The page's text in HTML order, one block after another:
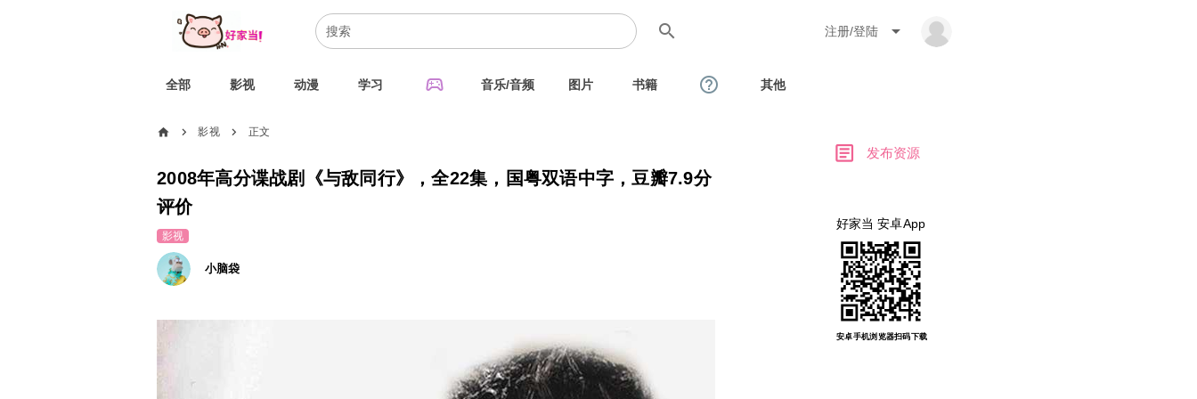
search 注册/登陆 arrow_drop_down
全部 影视 动漫 学习 sports_esports 音乐/音频 图片 书籍 help_outline 其他
home chevron_right 影视 chevron_right 正文
2008年高分谍战剧《与敌同行》，全22集，国粤双语中字，豆瓣7.9分
评价
影视
小脑袋
article 发布资源
好家当 安卓App
安卓手机浏览器扫码下载